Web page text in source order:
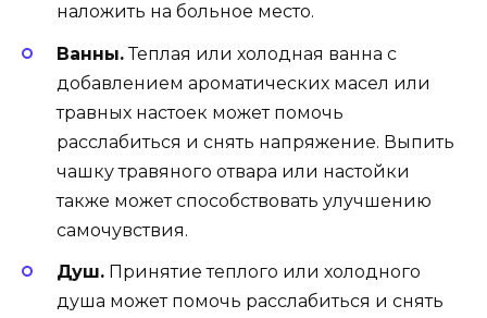
наложить на больное место.
Ванны.Теплая или холодная ванна с
добавлением ароматических масел или
травных настоек может помочь
расслабиться и снять напряжение. Выпить
чашку травяного отвара или настойки
также может способствовать улучшению
самочувствия.
Душ. Принятие теплого или холодного
душа может помочь расслабиться и снять